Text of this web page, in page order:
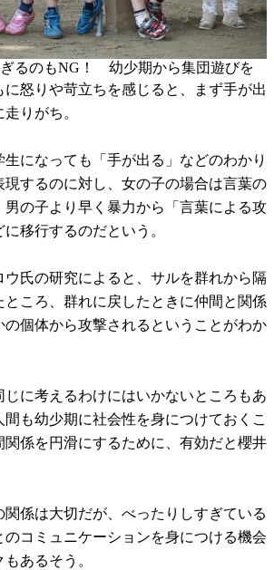
るのもNG！ 幼少期から集団遊びを
怒りや苛立ちを感じると、まず手が出
りがち。
になっても「手が出る」などのわかり
現するのに対し、女の子の場合は言葉の
男の子より早く暴力から「言葉による攻
移行するのだという。
ウ氏の研究によると、サルを群れから隔
ところ、群れに戻したときに仲間と関係
の個体から攻撃されるということがわか
じに考えるわけにはいかないところもあ
間も幼少期に社会性を身につけておくこ
関係を円滑にするために、有効だと櫻井
関係は大切だが、べったりしすぎている
のコミュニケーションを身につける機会
あるそう。